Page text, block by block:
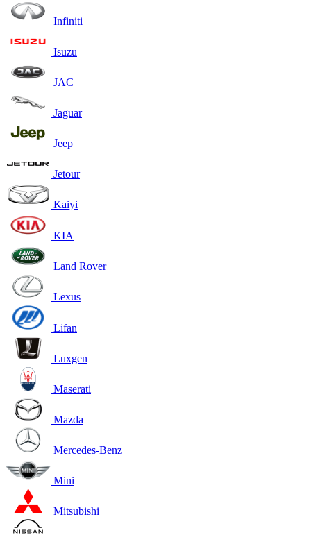
Infiniti
Isuzu
JAC
Jaguar
Jeep
Jetour
Kaiyi
KIA
Land Rover
Lexus
Lifan
Luxgen
Maserati
Mazda
Mercedes-Benz
Mini
Mitsubishi